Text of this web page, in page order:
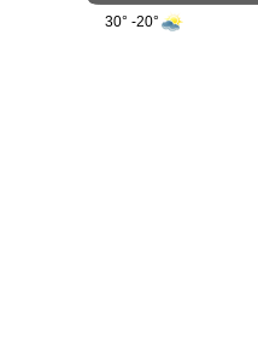
20°- 30°